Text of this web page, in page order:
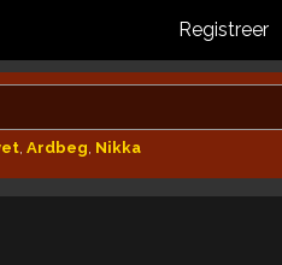
Registreer
, Ardbeg, Nikka